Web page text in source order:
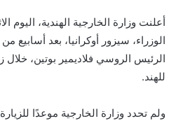
أعلنت وزارة الخارجية الهندية، اليوم
الوزراء، سيزور أوكرانيا، بعد أسابيع
الرئيس الروسي فلاديمير بوتين، خلال
للهند.
ولم تحدد وزارة الخارجية موعدًا للزيارة